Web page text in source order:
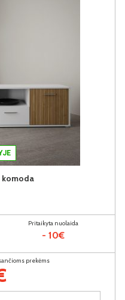
komoda
Pritaikyta nuolaida
- 10€
prekėms